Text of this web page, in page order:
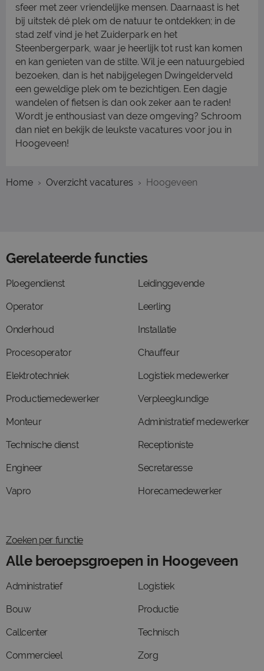
sfeer met zeer vriendelijke mensen. Daarnaast is het
bij uitstek dé plek om de natuur te ontdekken; in de
stad zelf vind je het Zuiderpark en het
Steenbergerpark, waar je heerlijk tot rust kan komen
en kan genieten van de stilte. Wil je een natuurgebied
bezoeken, dan is het nabijgelegen Dwingelderveld
een geweldige plek om te bezichtigen. Een dagje
wandelen of fietsen is dan ook zeker aan te raden!
Wordt je enthousiast van deze omgeving? Schroom
dan niet en bekijk de leukste vacatures voor jou in
Hoogeveen!
Home Overzicht vacatures Hoogeveen
Gerelateerde functies
Ploegendienst
Operator
Onderhoud
Procesoperator
Elektrotechniek
Productiemedewerker
Monteur
Technische dienst
Engineer
Vapro
Leidinggevende
Leerling
Installatie
Chauffeur
Logistiek medewerker
Verpleegkundige
Administratief medewerker
Receptioniste
Secretaresse
Horecamedewerker
Zoeken per functie
Alle beroepsgroepen in Hoogeveen
Administratief
Bouw
Callcenter
Commercieel
Logistiek
Productie
Technisch
Zorg